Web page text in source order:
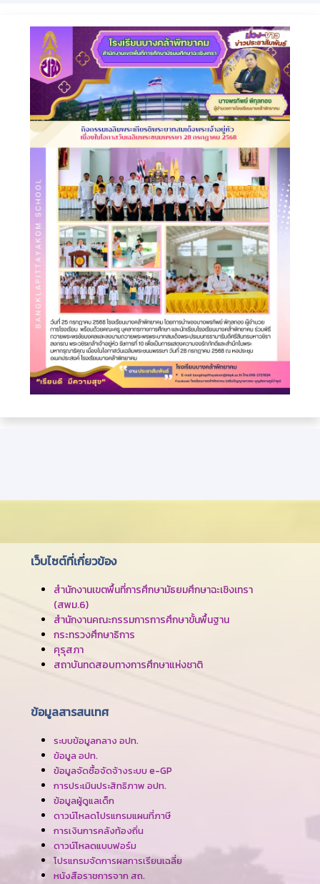
เว็บไซต์ที่เกี่ยวข้อง
สำนักงานเขตพื้นที่การศึกษามัธยมศึกษาฉะเชิงเทรา
(สพม.6)
สำนักงานคณะกรรมการการศึกษาขั้นพื้นฐาน
กระทรวงศึกษาธิการ
คุรุสภา
สถาบันทดสอบทางการศึกษาแห่งชาติ
ข้อมูลสารสนเทศ
ระบบข้อมูลกลาง อปท.
ข้อมูล อปท.
ข้อมูลจัดซื้อจัดจ้างระบบ e-GP
การประเมินประสิทธิภาพ อปท.
ข้อมูลผู้ดูแลเด็ก
ดาวน์โหลดโปรแกรมแผนที่ภาษี
การเงินการคลังท้องถิ่น
ดาวน์โหลดแบบฟอร์ม
โปรแกรมจัดการผลการเรียนเฉลี่ย
หนังสือราชการจาก สถ.